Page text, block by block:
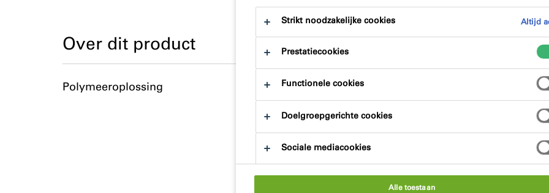
Over dit product
Polymeeroplossing
Strikt noodzakelijke cookies Altijd
Prestatiecookies
Functionele cookies
Doelgroepgerichte cookies
Sociale mediacookies
Alle toestaan